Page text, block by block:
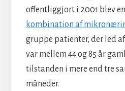
offentliggjort i 2001 blev en
kombination af
gruppe patienter, der led
var mellem 44 og 85 år
tilstanden i mere end tre
måneder.